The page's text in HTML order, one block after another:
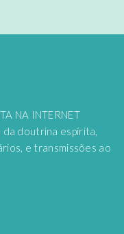
NA INTERNET
da doutrina espírita,
e transmissões ao